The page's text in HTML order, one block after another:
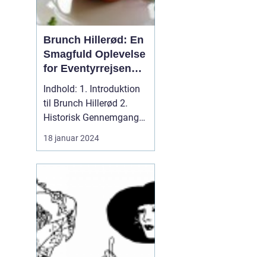
Brunch Hillerød: En
Smagfuld Oplevelse
for Eventyrrejsende
og Backpackere
Indhold: 1. Introduktion
til Brunch Hillerød 2.
Historisk Gennemgang
af Brunch Hillerød 3...
18 januar 2024